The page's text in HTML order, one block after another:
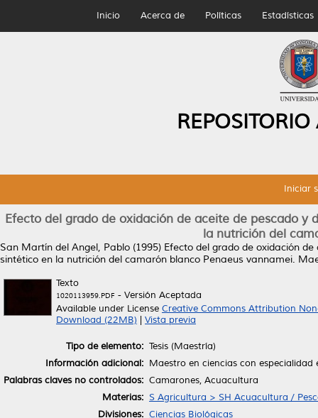
Inicio Acerca de Políticas Estadísticas
Iniciar
Efecto del grado de oxidación de aceite de pescado
la nutrición del
San Martín del Angel, Pablo (1995) Efecto del grado de oxidación
sintético en la nutrición del camarón blanco Penaeus vannamei.
Texto
1020113959.PDF - Versión Aceptada
Available under License Creative Commons Attribution
Download (22MB)
Vista previa
Tipo de elemento: Tesis (Maestría)
Información adicional: Maestro en ciencias con
Palabras claves no controlados: Camarones, Acuacultura
Materias: S Agricultura > SH Acuacultura /
Divisiones: Ciencias Biológicas